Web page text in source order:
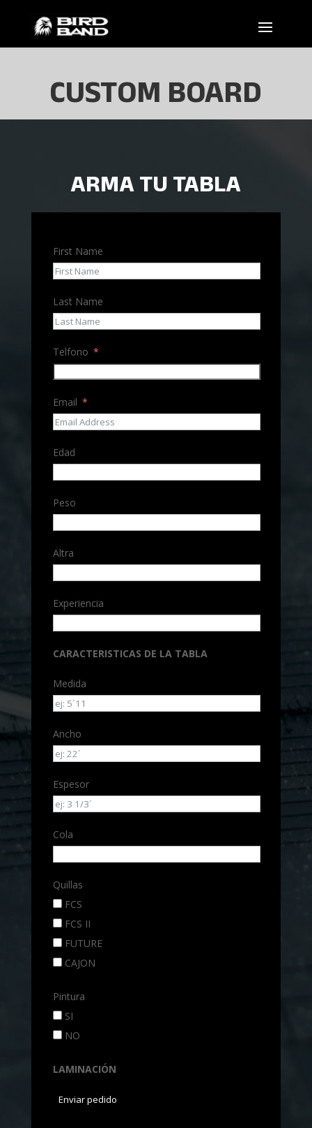
CUSTOM BOARD
ARMA TU TABLA
First Name
Last Name
Telfono
Email
Edad
Peso
Altra
Experiencia
CARACTERISTICAS DE LA TABLA
Medida
Ancho
Espesor
Cola
Quillas
FCS
FCS II
FUTURE
CAJON
Pintura
SI
NO
LAMINACIÓN
Enviar pedido